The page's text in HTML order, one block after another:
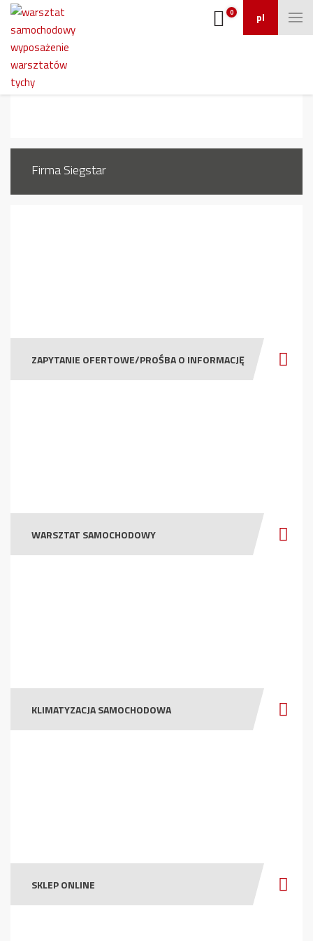
pl
0
1905_16
Firma Siegstar
ZAPYTANIE OFERTOWE/PROŚBA O INFORMACJĘ
WARSZTAT SAMOCHODOWY
KLIMATYZACJA SAMOCHODOWA
SKLEP ONLINE